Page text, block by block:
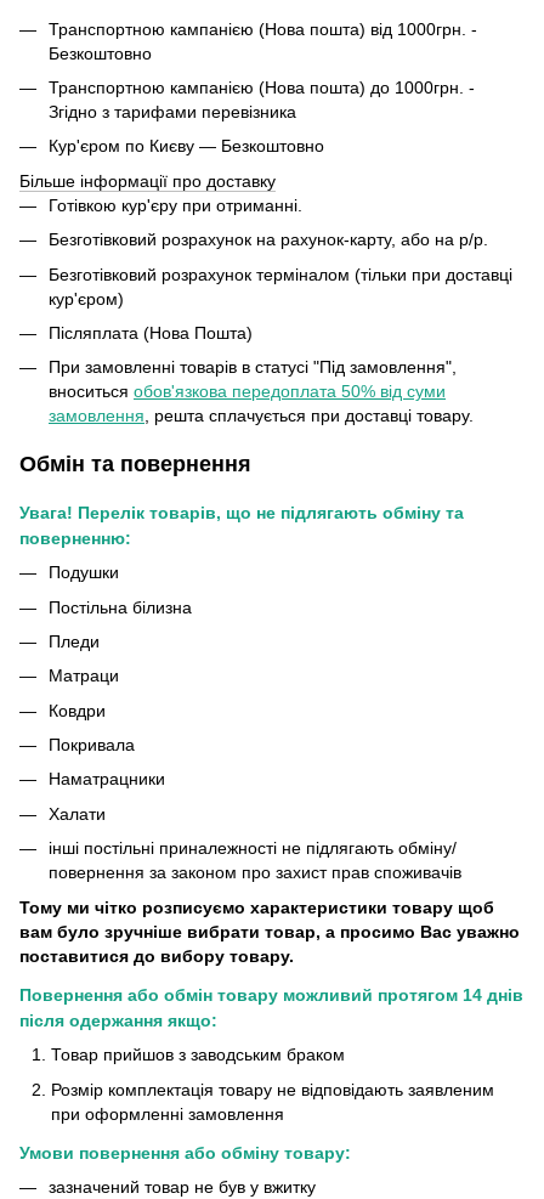
Транспортною кампанією (Нова пошта) від 1000грн. -
Безкоштовно
Транспортною кампанією (Нова пошта) до 1000грн. -
Згідно з тарифами перевізника
Кур'єром по Києву — Безкоштовно
Більше інформації про доставку
Готівкою кур'єру при отриманні.
Безготівковий розрахунок на рахунок-карту, або на р/р.
Безготівковий розрахунок терміналом (тільки при доставці
кур'єром)
Післяплата (Нова Пошта)
При замовленні товарів в статусі "Під замовлення",
вноситься обов'язкова передоплата 50% від суми
замовлення, решта сплачується при доставці товару.
Обмін та повернення
Увага! Перелік товарів, що не підлягають обміну та
поверненню:
Подушки
Постільна білизна
Пледи
Матраци
Ковдри
Покривала
Наматрацники
Халати
інші постільні приналежності не підлягають обміну/
повернення за законом про захист прав споживачів
Тому ми чітко розписуємо характеристики товару щоб
вам було зручніше вибрати товар, а просимо Вас уважно
поставитися до вибору товару.
Повернення або обмін товару можливий протягом 14 днів
після одержання якщо:
Товар прийшов з заводським браком
Розмір комплектація товару не відповідають заявленим
при оформленні замовлення
Умови повернення або обміну товару:
зазначений товар не був у вжитку